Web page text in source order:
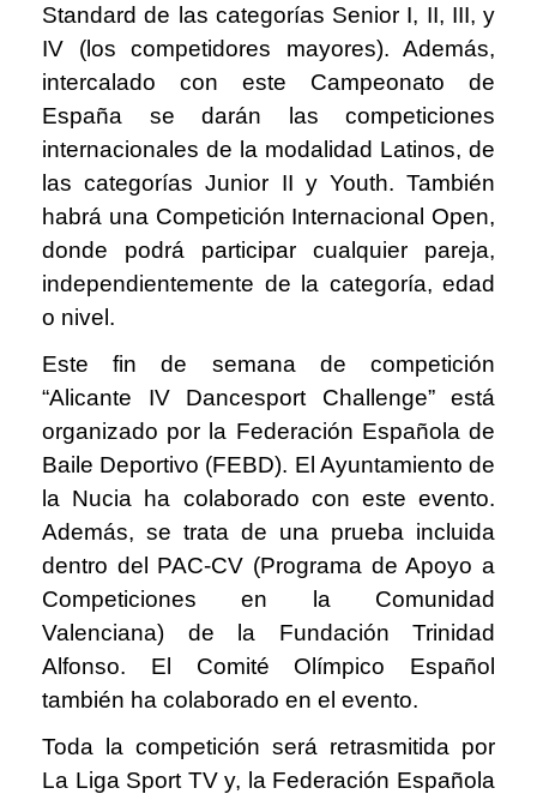
Standard de las categorías Senior I, II, III, y
IV (los competidores mayores). Además,
intercalado con este Campeonato de
España se darán las competiciones
internacionales de la modalidad Latinos, de
las categorías Junior II y Youth. También
habrá una Competición Internacional Open,
donde podrá participar cualquier pareja,
independientemente de la categoría, edad
o nivel.
Este fin de semana de competición
“Alicante IV Dancesport Challenge” está
organizado por la Federación Española de
Baile Deportivo (FEBD). El Ayuntamiento de
la Nucia ha colaborado con este evento.
Además, se trata de una prueba incluida
dentro del PAC-CV (Programa de Apoyo a
Competiciones en la Comunidad
Valenciana) de la Fundación Trinidad
Alfonso. El Comité Olímpico Español
también ha colaborado en el evento.
Toda la competición será retrasmitida por
La Liga Sport TV y, la Federación Española